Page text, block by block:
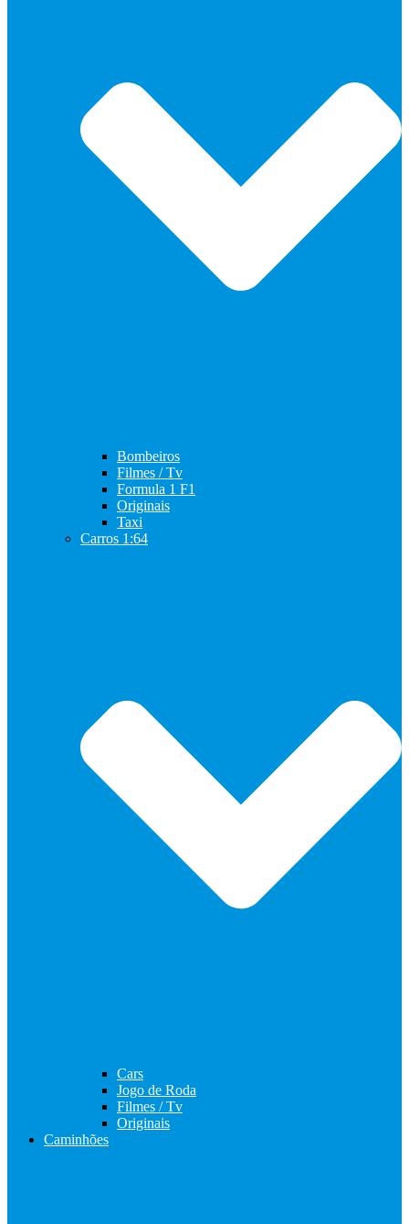
Bombeiros
Filmes / Tv
Formula 1 F1
Originais
Taxi
Carros 1:64
Cars
Jogo de Roda
Filmes / Tv
Originais
Caminhões